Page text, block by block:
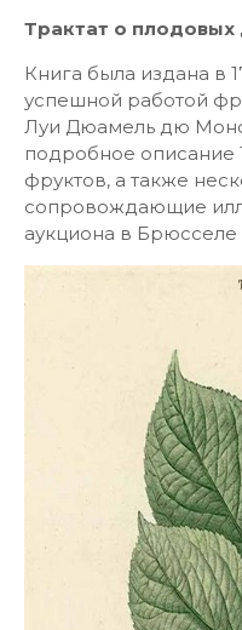
Трактат о плодовых
Книга была издана в
успешной работой
Луи Дюамель дю
подробное описание
фруктов, а также
сопровождающие
аукциона в Брюсселе